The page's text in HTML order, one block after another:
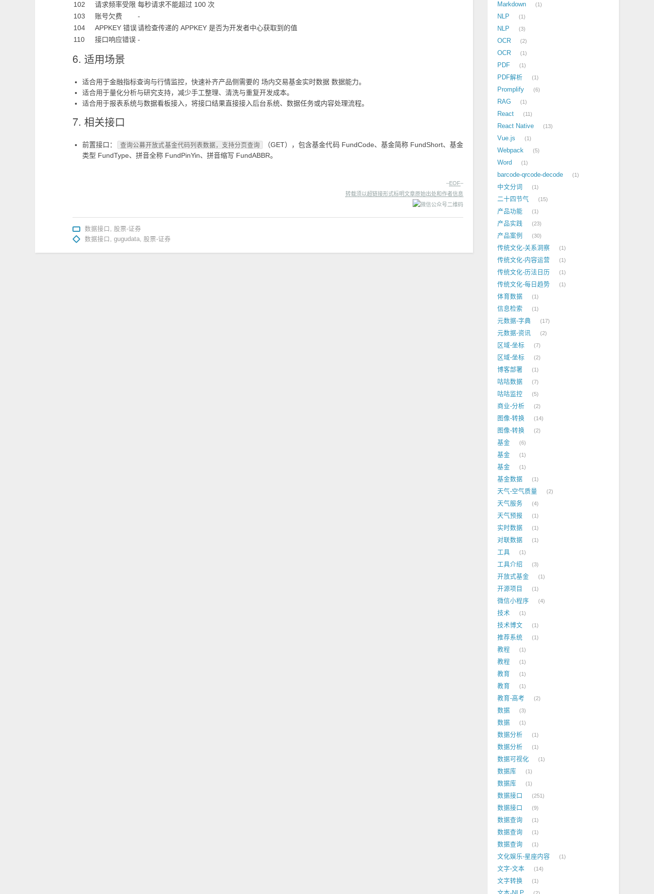
102
请求频率受限 每秒请求不能超过 100 次
103
账号欠费
-
104
APPKEY 错误请检查传递的 APPKEY 是否为开发者中心获取到的值
110
接口响应错误 -
6. 适用场景
适合用于金融指标查询与行情监控，快速补齐产品侧需要的 场内交易基金实时数据 数据能力。
适合用于量化分析与研究支持，减少手工整理、清洗与重复开发成本。
适合用于报表系统与数据看板接入，将接口结果直接接入后台系统、数据任务或内容处理流程。
7. 相关接口
前置接口： 查询公募开放式基金代码列表数据，支持分页查询
（GET），包含基金代码 FundCode、基金简称 FundShort、基金
类型 FundType、拼音全称 FundPinYin、拼音缩写 FundABBR。
–EOF–
转载须以超链接形式标明文章原始出处和作者信息
数据接口 , 股票-证券
数据接口 , gugudata, 股票-证券
Markdown 1
NLP 1
NLP 3
OCR 2
OCR 1
PDF 1
PDF解析 1
Promplify 6
RAG 1
React 11
React Native 13
Vue.js 1
Webpack 5
Word 1
barcode-qrcode-decode 1
中文分词 1
二十四节气 15
产品功能 1
产品实践 23
产品案例 30
传统文化-关系洞察 1
传统文化-内容运营 1
传统文化-历法日历 1
传统文化-每日趋势 1
体育数据 1
信息检索 1
元数据-字典 17
元数据-资讯 2
区域-坐标 7
区域-坐标 2
博客部署 1
咕咕数据 7
咕咕监控 5
商业-分析 2
图像-转换 14
图像-转换 2
基金 6
基金 1
基金 1
基金数据 1
天气-空气质量 2
天气服务 4
天气预报 1
实时数据 1
对联数据 1
工具 1
工具介绍 3
开放式基金 1
开源项目 1
微信小程序 4
技术 1
技术博文 1
推荐系统 1
教程 1
教程 1
教育 1
教育 1
教育-高考 2
数据 3
数据 1
数据分析 1
数据分析 1
数据可视化 1
数据库 1
数据库 1
数据接口 251
数据接口 9
数据查询 1
数据查询 1
数据查询 1
文化娱乐-星座内容 1
文字-文本 14
文字转换 1